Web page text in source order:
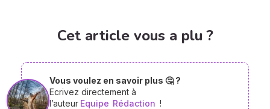
Cet article vous a plu ?
Vous voulez en savoir plus 🤔 ?
Ecrivez directement à
l’auteur Equipe Rédaction !